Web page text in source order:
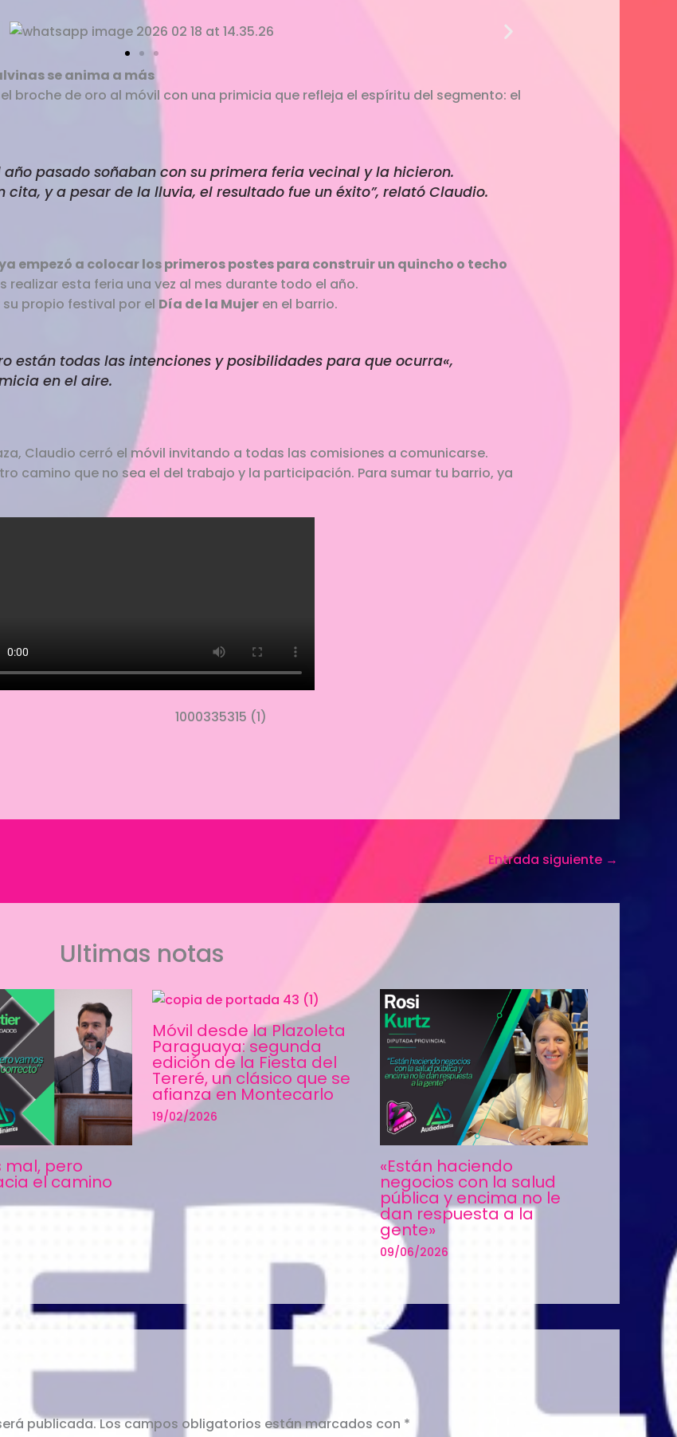
se anima a más
broche de oro al móvil con una primicia que refleja el espíritu del segmento: el
año pasado soñaban con su primera feria vecinal y la hicieron.
cita, y a pesar de la lluvia, el resultado fue un éxito”, relató Claudio.
empezó a colocar los primeros postes para construir un quincho o techo
realizar esta feria una vez al mes durante todo el año.
propio festival por el Día de la Mujeren el barrio.
están todas las intenciones y posibilidades para que ocurra«,
en el aire.
Claudio cerró el móvil invitando a todas las comisiones a comunicarse.
camino que no sea el del trabajo y la participación. Para sumar tu barrio, ya
Entrada siguiente →
Ultimas notas
mal, pero
el camino
Móvil desde la Plazoleta
Paraguaya: segunda
edición de la Fiesta del
Tereré, un clásico que se
afianza en Montecarlo
19/02/2026
«Están haciendo
negocios con la salud
pública y encima no le
dan respuesta a la
gente»
09/06/2026
publicada.Los campos obligatorios están marcados con *